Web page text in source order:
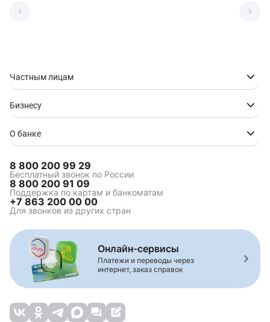
Частным лицам
Бизнесу
О банке
8 800 200 99 29
Бесплатный звонок по России
8 800 200 91 09
Поддержка по картам и банкоматам
+7 863 200 00 00
Для звонков из других стран
Онлайн-сервисы
Платежи и переводы через
интернет, заказ справок